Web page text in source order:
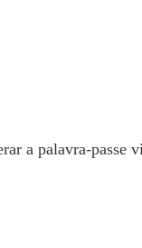
a palavra-passe